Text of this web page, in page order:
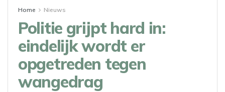
Home Nieuws
Politie grijpt hard in:
eindelijk wordt er
opgetreden tegen
wangedrag